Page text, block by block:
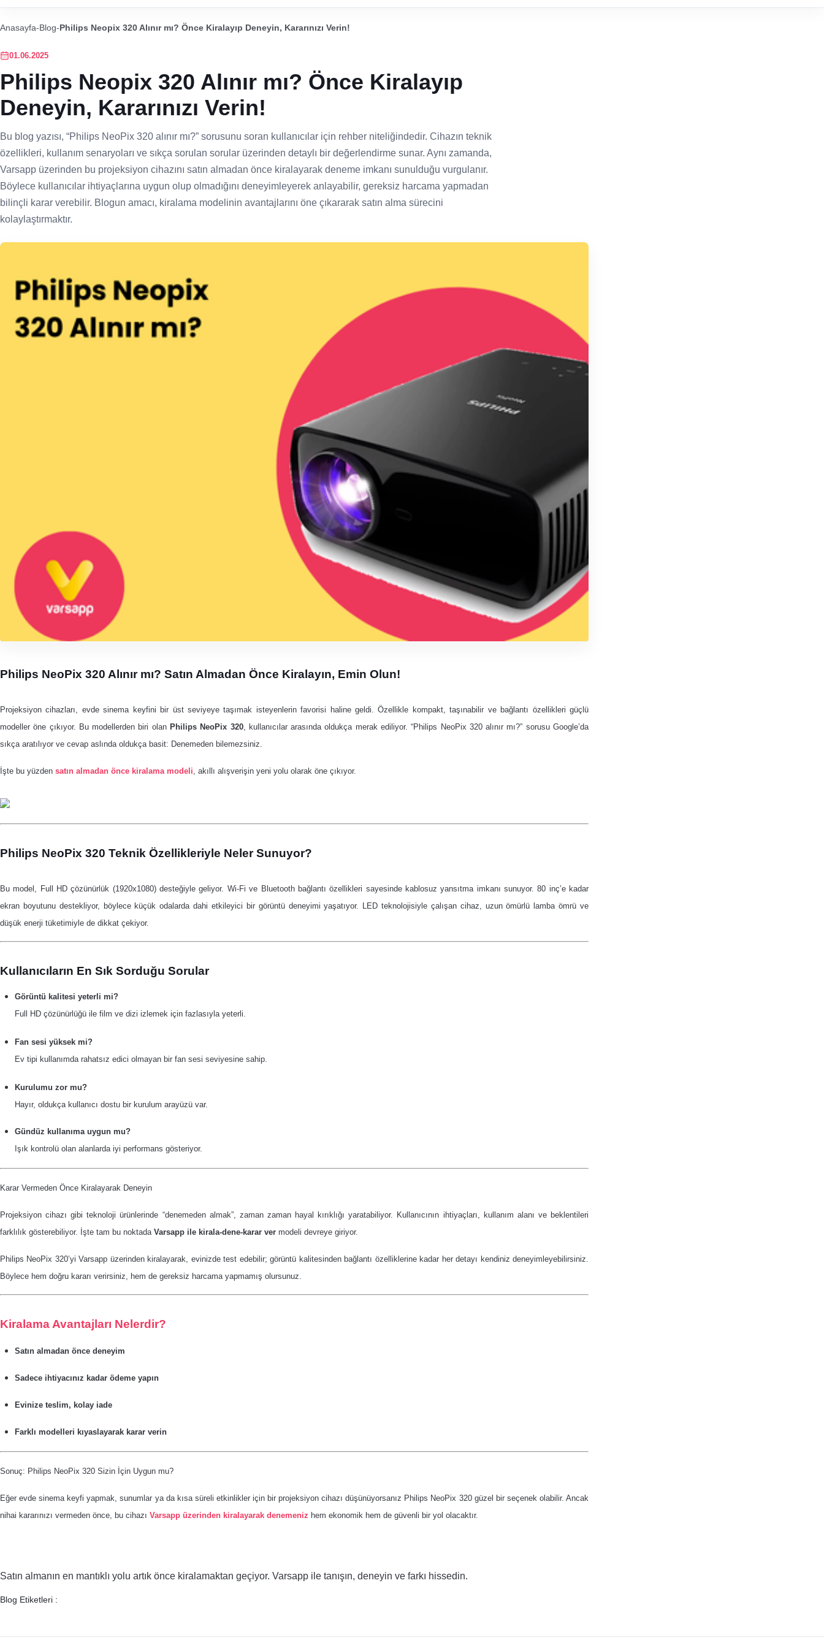
Anasayfa-Blog-Philips Neopix 320 Alınır mı? Önce Kiralayıp Deneyin, Kararınızı Verin!
01.06.2025
Philips Neopix 320 Alınır mı? Önce Kiralayıp
Deneyin, Kararınızı Verin!
Bu blog yazısı, “Philips NeoPix 320 alınır mı?” sorusunu soran kullanıcılar için rehber niteliğindedir. Cihazın teknik
özellikleri, kullanım senaryoları ve sıkça sorulan sorular üzerinden detaylı bir değerlendirme sunar. Aynı zamanda,
Varsapp üzerinden bu projeksiyon cihazını satın almadan önce kiralayarak deneme imkanı sunulduğu vurgulanır.
Böylece kullanıcılar ihtiyaçlarına uygun olup olmadığını deneyimleyerek anlayabilir, gereksiz harcama yapmadan
bilinçli karar verebilir. Blogun amacı, kiralama modelinin avantajlarını öne çıkararak satın alma sürecini
kolaylaştırmaktır.
Philips NeoPix 320 Alınır mı? Satın Almadan Önce Kiralayın, Emin Olun!
Projeksiyon cihazları, evde sinema keyfini bir üst seviyeye taşımak isteyenlerin favorisi haline geldi.
Özellikle kompakt, taşınabilir ve bağlantı özellikleri güçlü
modeller öne çıkıyor. Bu modellerden biri olanPhilips NeoPix 320, kullanıcılar arasında oldukça merak ediliyor. “Philips NeoPix 320 alınır mı?” sorusu Google’da
sıkça aratılıyor ve cevap aslında oldukça basit: Denemeden bilemezsiniz.
İşte bu yüzden satın almadan önce kiralama modeli , akıllı alışverişin yeni yolu olarak öne çıkıyor.
Philips NeoPix 320 Teknik Özellikleriyle Neler Sunuyor?
Bu model, Full HD çözünürlük (1920x1080) desteğiyle geliyor. Wi-Fi ve Bluetooth bağlantı özellikleri sayesinde kablosuz yansıtma imkanı sunuyor. 80 inç’e kadar
ekran boyutunu destekliyor, böylece küçük odalarda dahi etkileyici bir görüntü deneyimi yaşatıyor.
LED teknolojisiyle çalışan cihaz, uzun ömürlü lamba ömrü ve
düşük enerji tüketimiyle de dikkat çekiyor.
Kullanıcıların En Sık Sorduğu Sorular
Görüntü kalitesi yeterli mi?
Full HD çözünürlüğü ile film ve dizi izlemek için fazlasıyla yeterli.
Fan sesi yüksek mi?
Ev tipi kullanımda rahatsız edici olmayan bir fan sesi seviyesine sahip.
Kurulumu zor mu?
Hayır, oldukça kullanıcı dostu bir kurulum arayüzü var.
Gündüz kullanıma uygun mu?
Işık kontrolü olan alanlarda iyi performans gösteriyor.
Karar Vermeden Önce Kiralayarak Deneyin
Projeksiyon cihazı gibi teknoloji ürünlerinde “denemeden almak”, zaman zaman hayal kırıklığı yaratabiliyor.
Kullanıcının ihtiyaçları, kullanım alanı ve beklentileri
farklılık gösterebiliyor. İşte tam bu noktada Varsapp ile kirala-dene-karar ver modeli devreye giriyor.
Philips NeoPix 320’yi Varsapp üzerinden kiralayarak, evinizde test edebilir; görüntü kalitesinden bağlantı özelliklerine kadar her detayı kendiniz deneyimleyebilirsiniz.
Böylece hem doğru kararı verirsiniz, hem de gereksiz harcama yapmamış olursunuz.
Kiralama Avantajları Nelerdir?
Satın almadan önce deneyim
Sadece ihtiyacınız kadar ödeme yapın
Evinize teslim, kolay iade
Farklı modelleri kıyaslayarak karar verin
Sonuç: Philips NeoPix 320 Sizin İçin Uygun mu?
Eğer evde sinema keyfi yapmak, sunumlar ya da kısa süreli etkinlikler için bir projeksiyon cihazı düşünüyorsanız Philips NeoPix 320 güzel bir seçenek olabilir. Ancak
nihai kararınızı vermeden önce, bu cihazı Varsapp üzerinden kiralayarak denemeniz hem ekonomik hem de güvenli bir yol olacaktır.
Satın almanın en mantıklı yolu artık önce kiralamaktan geçiyor. Varsapp ile tanışın, deneyin ve farkı hissedin.
Blog Etiketleri :